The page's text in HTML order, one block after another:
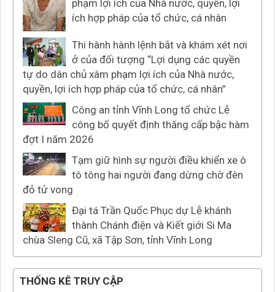
phạm lợi ích của Nhà nước, quyền, lợi
ích hợp pháp của tổ chức, cá nhân
Thi hành hành lệnh bắt và khám xét nơi
ở của đối tượng “Lợi dụng các quyền
tự do dân chủ xâm phạm lợi ích của Nhà nước,
quyền, lợi ích hợp pháp của tổ chức, cá nhân”
Công an tỉnh Vĩnh Long tổ chức Lễ
công bố quyết định thăng cấp bậc hàm
đợt I năm 2026
Tạm giữ hình sự người điều khiển xe ô
tô tông hai người đang dừng chờ đèn
đỏ tử vong
Đại tá Trần Quốc Phục dự Lễ khánh
thành Chánh điện và Kiết giới Si Ma
chùa Sleng Cũ, xã Tập Sơn, tỉnh Vĩnh Long
THỐNG KÊ TRUY CẬP